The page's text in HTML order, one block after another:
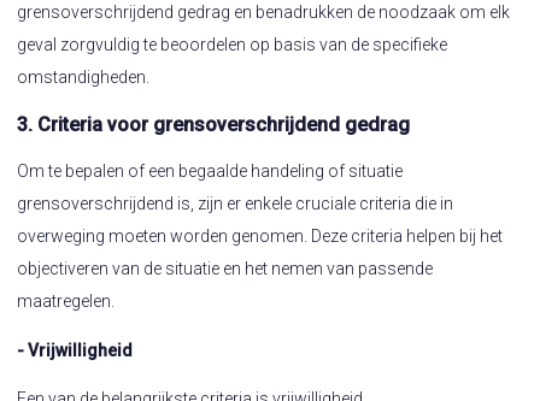
grensoverschrijdend gedrag en benadrukken de noodzaak om elk
geval zorgvuldig te beoordelen op basis van de specifieke
omstandigheden.
3. Criteria voor grensoverschrijdend gedrag
Om te bepalen of een begaalde handeling of situatie
grensoverschrijdend is, zijn er enkele cruciale criteria die in
overweging moeten worden genomen. Deze criteria helpen bij het
objectiveren van de situatie en het nemen van passende
maatregelen.
- Vrijwilligheid